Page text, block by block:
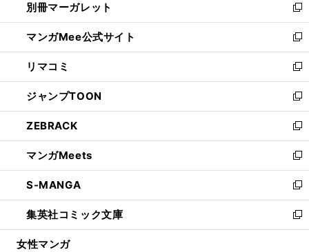
く
で
開
く
ィ
ン
ド
ウ
で
開
く
い
ウ
ィ
ン
ド
ウ
で
開
く
別冊マーガレット
新
し
い
ウ
ィ
ン
ド
ウ
で
開
く
マンガMee公式サイト
新
し
い
ウ
ィ
ン
ド
ウ
で
開
く
リマコミ
新
し
い
ウ
ィ
ン
ド
ウ
で
開
く
ジャンプTOON
新
し
い
ウ
ィ
ン
ド
ウ
で
開
ZEBRACK
新
し
い
ウ
ィ
ン
ド
ウ
マンガMeets
新
し
い
ウ
ィ
ン
S-MANGA
新
し
い
ウ
集英社コミック文庫
新
し
女性マンガ